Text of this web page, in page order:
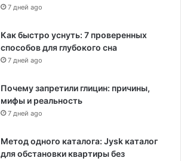
7 дней ago
Как быстро уснуть: 7 проверенных
способов для глубокого сна
7 дней ago
Почему запретили глицин: причины,
мифы и реальность
7 дней ago
Метод одного каталога: Jysk каталог
для обстановки квартиры без